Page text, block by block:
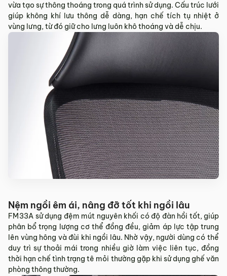
vừa tạo sự thông thoáng trong quá trình sử dụng. Cấu trúc lưới
giúp không khí lưu thông dễ dàng, hạn chế tích tụ nhiệt ở
vùng lưng, từ đó giữ cho lưng luôn khô thoáng và dễ chịu.
Nệm ngồi êm ái, nâng đỡ tốt khi ngồi lâu
FM33A sử dụng đệm mút nguyên khối có độ đàn hồi tốt, giúp
phân bổ trọng lượng cơ thể đồng đều, giảm áp lực tập trung
lên vùng hông và đùi khi ngồi lâu. Nhờ vậy, người dùng có thể
duy trì sự thoải mái trong nhiều giờ làm việc liên tục, đồng
thời hạn chế tình trạng tê mỏi thường gặp khi sử dụng ghế văn
phòng thông thường.